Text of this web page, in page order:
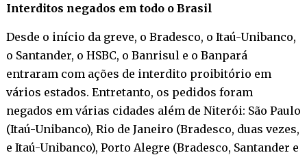
Interditos negados em todo o Brasil
Desde o início da greve, o Bradesco, o Itaú-Unibanco,
o Santander, o HSBC, o Banrisul e o Banpará
entraram com ações de interdito proibitório em
vários estados. Entretanto, os pedidos foram
negados em várias cidades além de Niterói: São Paulo
(Itaú-Unibanco), Rio de Janeiro (Bradesco, duas vezes,
e Itaú-Unibanco), Porto Alegre (Bradesco, Santander e